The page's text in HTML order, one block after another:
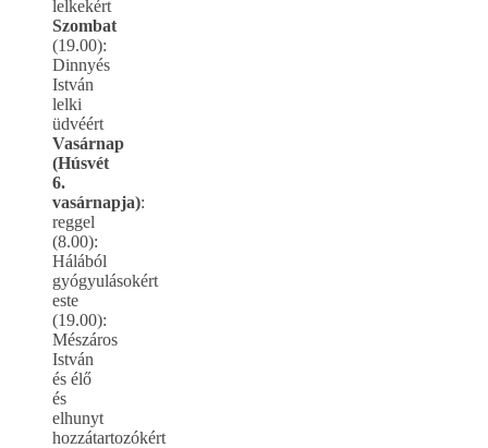
lelkekért
Szombat
(19.00):
Dinnyés
István
lelki
üdvéért
Vasárnap
(Húsvét
6.
vasárnapja):
reggel
(8.00):
Hálából
gyógyulásokért
este
(19.00):
Mészáros
István
és élő
és
elhunyt
hozzátartozókért